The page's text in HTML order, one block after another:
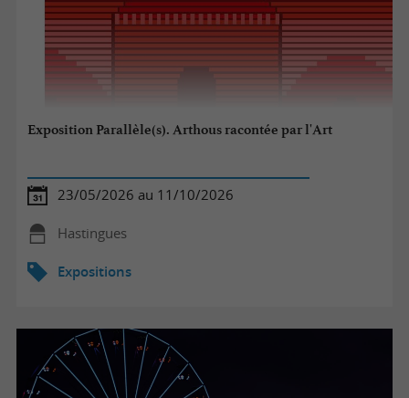
Exposition Parallèle(s). Arthous racontée par l'Art
23/05/2026 au 11/10/2026
Hastingues
Expositions